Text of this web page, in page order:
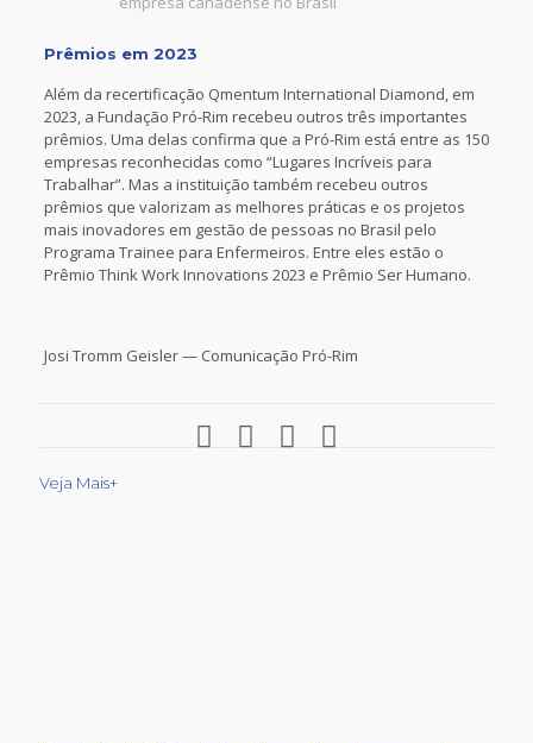
Prêmios em 2023
Além da recertificação Qmentum International Diamond, em
2023, a Fundação Pró-Rim recebeu outros três importantes
prêmios. Uma delas confirma que a Pró-Rim está entre as 150
empresas reconhecidas como “Lugares Incríveis para
Trabalhar”. Mas a instituição também recebeu outros
prêmios que valorizam as melhores práticas e os projetos
mais inovadores em gestão de pessoas no Brasil pelo
Programa Trainee para Enfermeiros. Entre eles estão o
Prêmio Think Work Innovations 2023 e Prêmio Ser Humano.
Josi Tromm Geisler — Comunicação Pró-Rim
Veja Mais+